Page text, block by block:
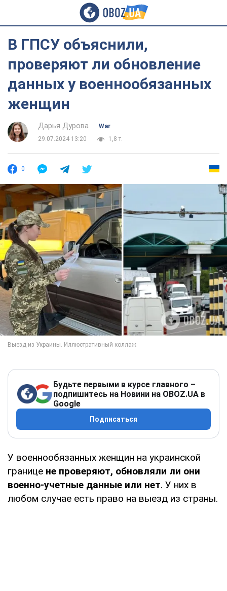
В ГПСУ объяснили,
проверяют ли обновление
данных у военнообязанных
женщин
Дарья Дурова
War
29.07.2024 13:20
1,8 т.
0
Будьте первыми в курсе главного –
подпишитесь на Новини на OBOZ.UA в
Google
Подписаться
У военнообязанных женщин на украинской
границе не проверяют, обновляли ли они
военно-учетные данные или нет. У них в
любом случае есть право на выезд из страны.